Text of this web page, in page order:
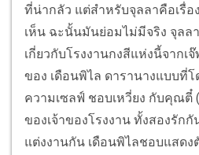
ที่น่ากลัว แต่สำหรับจุลลาคือเรื่อ
เห็น ฉะนั้นมันย่อมไม่มีจริง จุลล
เกี่ยวกับโรงงานกงสีแห่งนี้จาก
ของ เดือนพิไล ดารานางแบบที่โ
ความเซลฟ์ ชอบเหวี่ยง กับคุณตี๋
ของเจ้าของโรงงาน ทั้งสองรัก
แต่งงานกัน เดือนพิไลชอบแสดง